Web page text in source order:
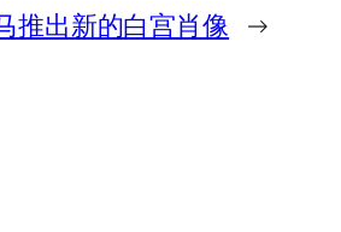
推出新的白宫肖像 →